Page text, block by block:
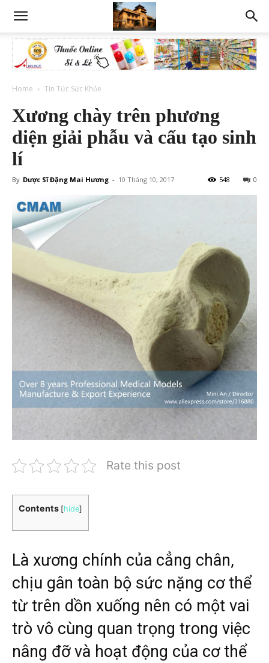
Home Tin Tức Sức Khỏe
Xương chày trên phương
diện giải phẫu và cấu tạo sinh
lí
By Dược Sĩ Đặng Mai Hương - 10 Tháng 10, 2017 0
548
Rate this post
Contents [hide]
Là xương chính của cẳng chân,
chịu gân toàn bộ sức nặng cơ thể
từ trên dồn xuống nên có một vai
trò vô cùng quan trọng trong việc
nâng đỡ và hoạt động của cơ thể